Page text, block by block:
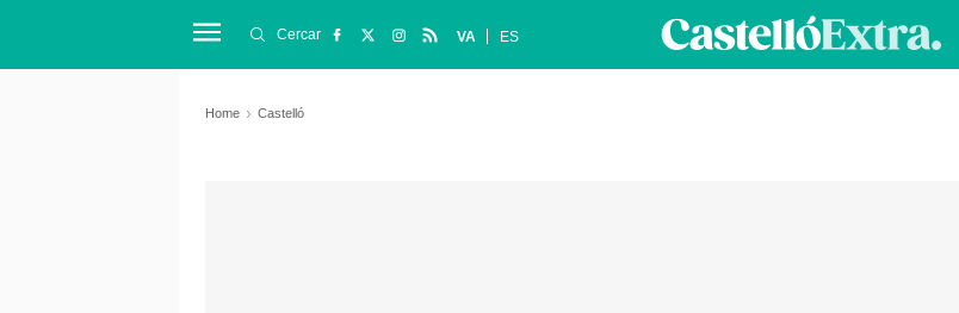
Cercar VA ES
Home Castelló